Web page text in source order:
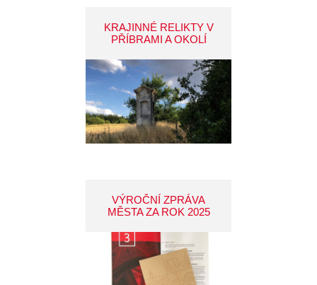
KRAJINNÉ RELIKTY V
PŘÍBRAMI A OKOLÍ
VÝROČNÍ ZPRÁVA
MĚSTA ZA ROK 2025